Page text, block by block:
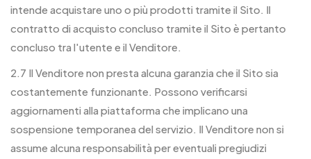
intende acquistare uno o più prodotti tramite il Sito. Il
contratto di acquisto concluso tramite il Sito è pertanto
concluso tra l'utente e il Venditore.
2.7 Il Venditore non presta alcuna garanzia che il Sito sia
costantemente funzionante. Possono verificarsi
aggiornamenti alla piattaforma che implicano una
sospensione temporanea del servizio. Il Venditore non si
assume alcuna responsabilità per eventuali pregiudizi